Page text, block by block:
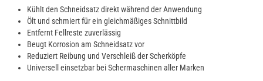
Kühlt den Schneidsatz direkt während der Anwendung
Ölt und schmiert für ein gleichmäßiges Schnittbild
Entfernt Fellreste zuverlässig
Beugt Korrosion am Schneidsatz vor
Reduziert Reibung und Verschleiß der Scherköpfe
Universell einsetzbar bei Schermaschinen aller Marken